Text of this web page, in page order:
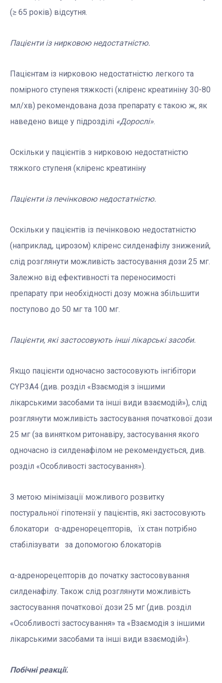
(≥ 65 років) відсутня.
Пацієнти із нирковою недостатністю.
Пацієнтам із нирковою недостатністю легкого та
помірного ступеня тяжкості (кліренс креатиніну 30-80
мл/хв) рекомендована доза препарату є такою ж, як
наведено вище у підрозділі «Дорослі».
Оскільки у пацієнтів з нирковою недостатністю
тяжкого ступеня (кліренс креатиніну
Пацієнти із печінковою недостатністю.
Оскільки у пацієнтів із печінковою недостатністю
(наприклад, цирозом) кліренс силденафілу знижений,
слід розглянути можливість застосування дози 25 мг.
Залежно від ефективності та переносимості
препарату при необхідності дозу можна збільшити
поступово до 50 мг та 100 мг.
Пацієнти, які застосовують інші лікарські засоби.
Якщо пацієнти одночасно застосовують інгібітори
CYP3A4 (див. розділ «Взаємодія з іншими
лікарськими засобами та інші види взаємодій»), слід
розглянути можливість застосування початкової дози
25 мг (за винятком ритонавіру, застосування якого
одночасно із силденафілом не рекомендується, див.
розділ «Особливості застосування»).
З метою мінімізації можливого розвитку
постуральної гіпотензії у пацієнтів, які застосовують
блокатори α-адренорецепторів, їх стан потрібно
стабілізувати за допомогою блокаторів
α-адренорецепторів до початку застосовування
силденафілу. Також слід розглянути можливість
застосування початкової дози 25 мг (див. розділ
«Особливості застосування» та «Взаємодія з іншими
лікарськими засобами та інші види взаємодій»).
Побічні реакції.